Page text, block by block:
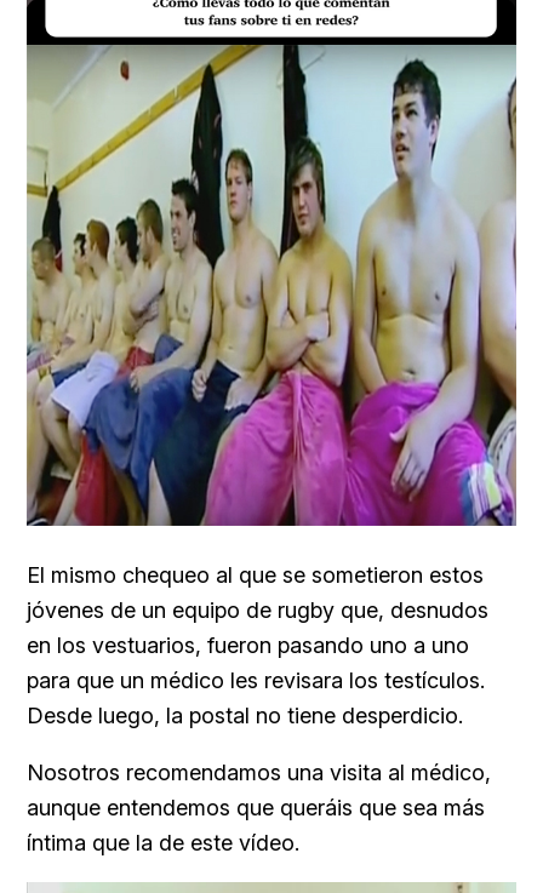
23.73%
El mismo chequeo al que se sometieron estos
jóvenes de un equipo de rugby que, desnudos
en los vestuarios, fueron pasando uno a uno
para que un médico les revisara los testículos.
Desde luego, la postal no tiene desperdicio.
Nosotros recomendamos una visita al médico,
aunque entendemos que queráis que sea más
íntima que la de este vídeo.